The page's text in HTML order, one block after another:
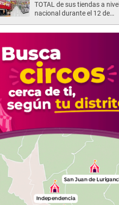
TOTAL de sus tiendas a nivel
nacional durante el 12 de